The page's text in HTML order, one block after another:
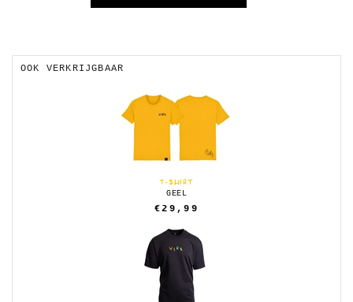
OOK VERKRIJGBAAR
T-SHIRT
GEEL
€29,99